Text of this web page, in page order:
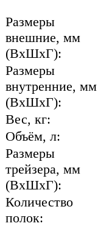
Размеры
внешние, мм
(ВхШхГ):
Размеры
внутренние, мм
(ВхШхГ):
Вес, кг:
Объём, л:
Размеры
трейзера, мм
(ВхШхГ):
Количество
полок: